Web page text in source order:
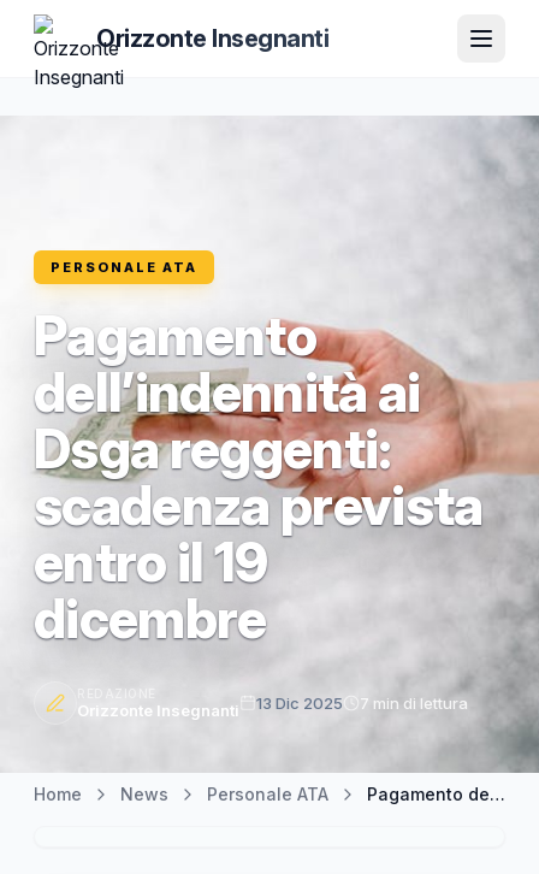
Orizzonte Insegnanti
PERSONALE ATA
Pagamento
dell’indennità ai
Dsga reggenti:
scadenza prevista
entro il 19
dicembre
REDAZIONE
Orizzonte Insegnanti 13 Dic 2025 7 min di lettura
Home News Personale ATA Pagamento dell’indennità ai Dsga reggenti: scadenza prevista entro il 19 dicembre